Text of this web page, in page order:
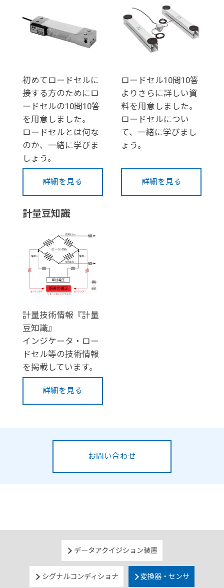
初めてロードセルに
接する方のためにロ
ードセルの10問10答
を用意しました。
ロードセルとは何な
のか、一緒に学びま
しょう。
詳細を見る
ロードセル10問10答
よりさらに詳しい資
料を用意しました。
ロードセルについ
て、一緒に学びまし
ょう。
詳細を見る
計量豆知識
計量技術情報『計量
豆知識』
インジケータ・ロー
ドセル等の技術情報
を掲載しています。
詳細を見る
お問い合わせ
データアクイジション装置
シグナルコンディショナ 変換器・センサ